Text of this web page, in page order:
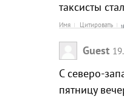
таксисты
Имя Цитировать
Guest
С северо-
пятницу